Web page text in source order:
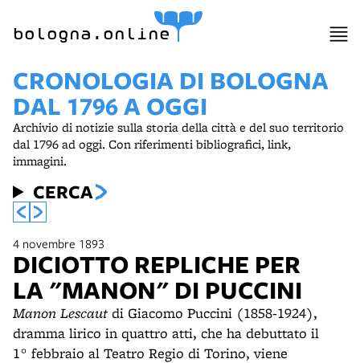
bologna.online
CRONOLOGIA DI BOLOGNA
DAL 1796 A OGGI
Archivio di notizie sulla storia della città e del suo territorio
dal 1796 ad oggi. Con riferimenti bibliografici, link,
immagini.
CERCA
4 novembre 1893
DICIOTTO REPLICHE PER
LA "MANON" DI PUCCINI
Manon Lescaut di Giacomo Puccini (1858-1924),
dramma lirico in quattro atti, che ha debuttato il
1° febbraio al Teatro Regio di Torino, viene